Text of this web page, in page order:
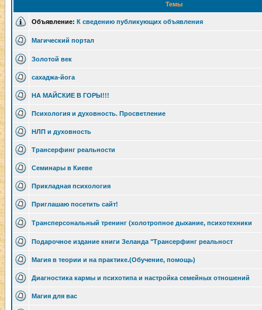
Темы
Объявление: К сведению публикующих объявления
Магический портал
Золотой век
сахаджа-йога
НА МАЙСКИЕ В ГОРЫ!!!
Психология и духовность. Просветление
НЛП и духовность
Трансерфинг реальности
Семинары в Киеве
Прикладная психология
Приглашаю посетить сайт!
Трансперсональный тренинг (холотропное дыхание, психотехники
Подарочное издание книги Зеланда "Трансерфинг реальност
Магия в теории и на практике.(Обучение, помощь)
Диагностика кармы и психотипа и настройка семейных отношений
Магия для вас